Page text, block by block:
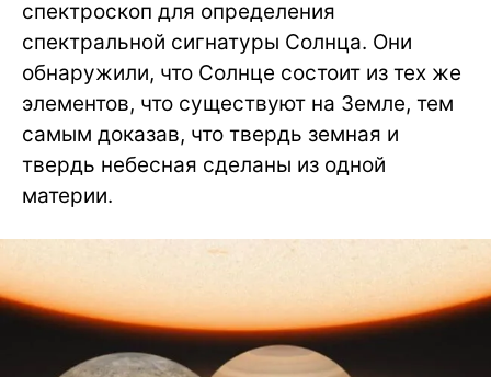
спектроскоп для определения
спектральной сигнатуры Солнца. Они
обнаружили, что Солнце состоит из тех же
элементов, что существуют на Земле, тем
самым доказав, что твердь земная и
твердь небесная сделаны из одной
материи.